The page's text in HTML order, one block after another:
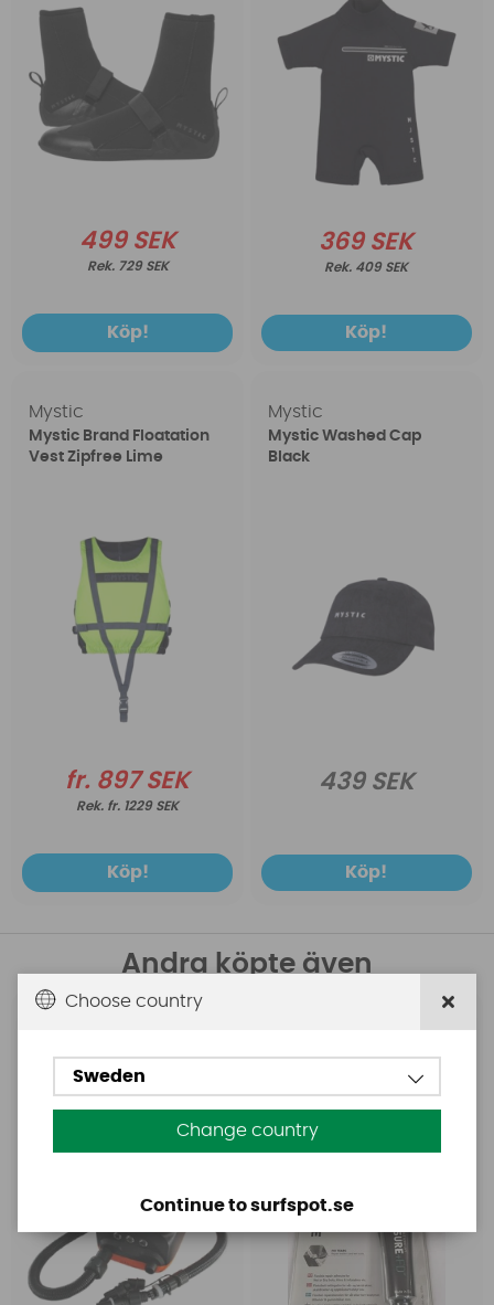
499 SEK
729 SEK
Köp!
369 SEK
409 SEK
Köp!
Mystic
Mystic Brand Floatation
Vest Zipfree Lime
fr. 897 SEK
fr. 1229 SEK
Köp!
Mystic
Mystic Washed Cap
Black
439 SEK
Köp!
Andra köpte även
Base Rechargeable
SUP Pump
Aquasure FD
Choose country
Sweden
Change country
Continue to surfspot.se